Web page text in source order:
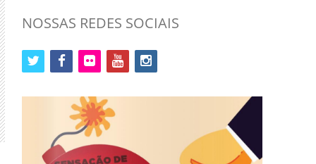
NOSSAS REDES SOCIAIS
twitterfacebook flickr youtube